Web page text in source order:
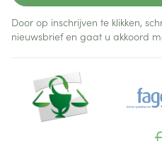
Door op inschrijven te klikken,
nieuwsbrief en gaat u akkoord